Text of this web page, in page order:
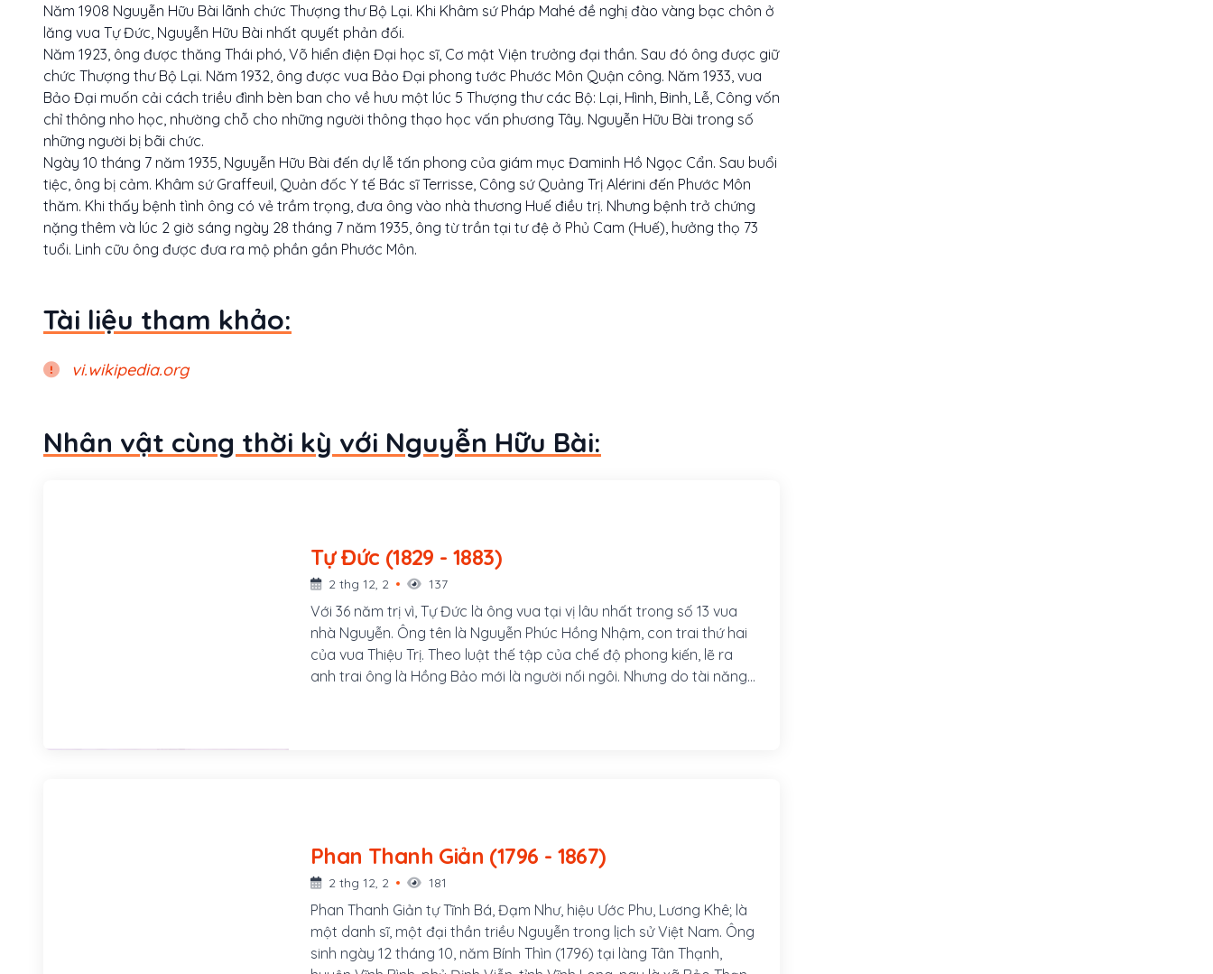
Năm 1908 Nguyễn Hữu Bài lãnh chức Thượng thư Bộ Lại. Khi Khâm sứ Pháp Mahé đề nghị đào vàng bạc chôn ở
lăng vua Tự Đức, Nguyễn Hữu Bài nhất quyết phản đối.
Năm 1923, ông được thăng Thái phó, Võ hiển điện Đại học sĩ, Cơ mật Viện trưởng đại thần. Sau đó ông được giữ
chức Thượng thư Bộ Lại. Năm 1932, ông được vua Bảo Đại phong tước Phước Môn Quận công. Năm 1933, vua
Bảo Đại muốn cải cách triều đình bèn ban cho về hưu một lúc 5 Thượng thư các Bộ: Lại, Hình, Binh, Lễ, Công vốn
chỉ thông nho học, nhường chỗ cho những người thông thạo học vấn phương Tây. Nguyễn Hữu Bài trong số
những người bị bãi chức.
Ngày 10 tháng 7 năm 1935, Nguyễn Hữu Bài đến dự lễ tấn phong của giám mục Đaminh Hồ Ngọc Cẩn. Sau buổi
tiệc, ông bị cảm. Khâm sứ Graffeuil, Quản đốc Y tế Bác sĩ Terrisse, Công sứ Quảng Trị Alérini đến Phước Môn
thăm. Khi thấy bệnh tình ông có vẻ trầm trọng, đưa ông vào nhà thương Huế điều trị. Nhưng bệnh trở chứng
nặng thêm và lúc 2 giờ sáng ngày 28 tháng 7 năm 1935, ông từ trần tại tư đệ ở Phủ Cam (Huế), hưởng thọ 73
tuổi. Linh cữu ông được đưa ra mộ phần gần Phước Môn.
Tài liệu tham khảo:
vi.wikipedia.org
Nhân vật cùng thời kỳ với Nguyễn Hữu Bài:
Tự Đức (1829 - 1883)
2 thg 12, 2 137
Với 36 năm trị vì, Tự Đức là ông vua tại vị lâu nhất trong số 13 vua
nhà Nguyễn. Ông tên là Nguyễn Phúc Hồng Nhậm, con trai thứ hai
của vua Thiệu Trị. Theo luật thế tập của chế độ phong kiến, lẽ ra
anh trai ông là Hồng Bảo mới là người nối ngôi. Nhưng do tài năng
Phan Thanh Giản (1796 - 1867)
2 thg 12, 2 181
Phan Thanh Giản tự Tĩnh Bá, Đạm Như, hiệu Ước Phu, Lương Khê; là
một danh sĩ, một đại thần triều Nguyễn trong lịch sử Việt Nam. Ông
sinh ngày 12 tháng 10, năm Bính Thìn (1796) tại làng Tân Thạnh,